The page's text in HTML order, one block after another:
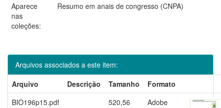
Aparece
nas
coleções:
Resumo em anais de congresso (CNPA)
Arquivos associados a este item:
Arquivo
Descrição Tamanho
Formato
BIO196p15.pdf
520,56
Adobe